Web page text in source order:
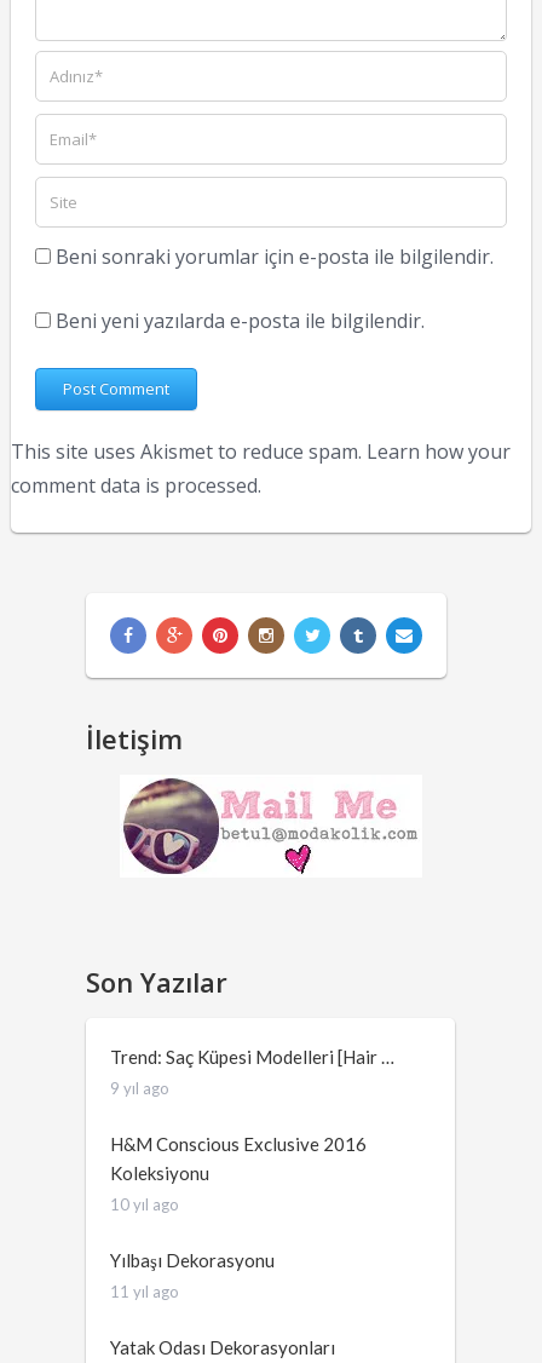
Beni sonraki yorumlar için e-posta ile bilgilendir.
Beni yeni yazılarda e-posta ile bilgilendir.
This site uses Akismet to reduce spam. Learn how your
comment data is processed.
İletişim
Son Yazılar
Trend: Saç Küpesi Modelleri [Hair …
9 yıl ago
H&M Conscious Exclusive 2016
Koleksiyonu
10 yıl ago
Yılbaşı Dekorasyonu
11 yıl ago
Yatak Odası Dekorasyonları